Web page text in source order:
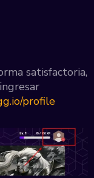
satisfactoria,
profile